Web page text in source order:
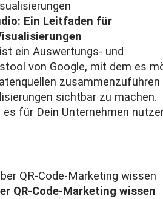
Ein Leitfaden für
ein Auswertungs- und
von Google, mit dem es
zusammenzuführen
sichtbar zu machen.
es für Dein Unternehmen
QR-Code-Marketing wissen